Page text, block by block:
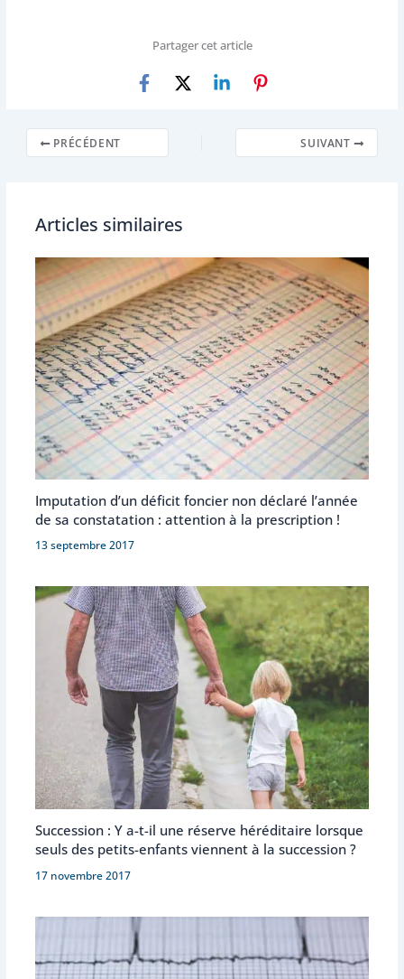
Partager cet article
PRÉCÉDENT SUIVANT
Articles similaires
Imputation d’un déficit foncier non déclaré l’année
de sa constatation : attention à la prescription !
13 septembre 2017
Succession : Y a-t-il une réserve héréditaire lorsque
seuls des petits-enfants viennent à la succession ?
17 novembre 2017